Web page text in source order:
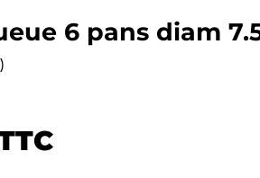
6 pans diam
)